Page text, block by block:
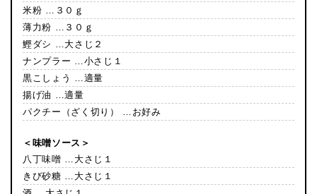
米粉 …３０ｇ
薄力粉 …３０ｇ
鰹ダシ …大さじ２
ナンプラー …小さじ１
黒こしょう …適量
揚げ油 …適量
パクチー（ざく切り） …お好み
＜味噌ソース＞
八丁味噌 …大さじ１
きび砂糖 …大さじ１